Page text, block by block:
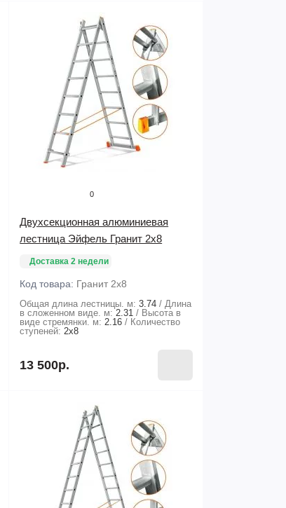
0
Двухсекционная алюминиевая
лестница Эйфель Гранит 2х8
Доставка 2 недели
Код товара: Гранит 2х8
Общая длина лестницы. м: 3.74
Длина
в сложенном виде. м: 2.31
Высота в
виде стремянки. м: 2.16
Количество
ступеней: 2х8
13 500р.